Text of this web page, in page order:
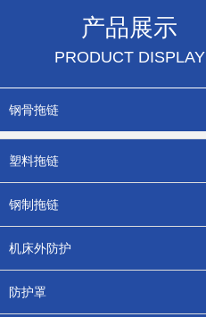
产品展示
PRODUCT DISPLAY
钢骨拖链
塑料拖链
钢制拖链
机床外防护
防护罩